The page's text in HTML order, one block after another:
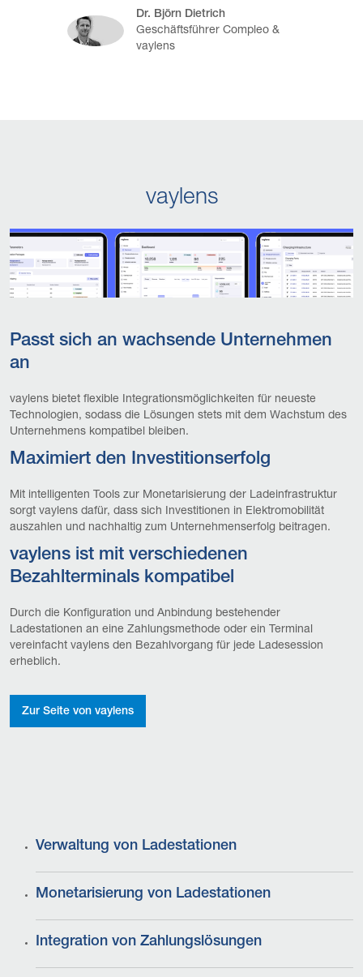
Dr. Björn Dietrich
Geschäftsführer Compleo &
vaylens
vaylens
Passt sich an wachsende Unternehmen
an
vaylens bietet flexible Integrationsmöglichkeiten für neueste
Technologien, sodass die Lösungen stets mit dem Wachstum des
Unternehmens kompatibel bleiben.
Maximiert den Investitionserfolg
Mit intelligenten Tools zur Monetarisierung der Ladeinfrastruktur
sorgt vaylens dafür, dass sich Investitionen in Elektromobilität
auszahlen und nachhaltig zum Unternehmenserfolg beitragen.
vaylens ist mit verschiedenen
Bezahlterminals kompatibel
Durch die Konfiguration und Anbindung bestehender
Ladestationen an eine Zahlungsmethode oder ein Terminal
vereinfacht vaylens den Bezahlvorgang für jede Ladesession
erheblich.
Zur Seite von vaylens
Verwaltung von Ladestationen
Monetarisierung von Ladestationen
Integration von Zahlungslösungen